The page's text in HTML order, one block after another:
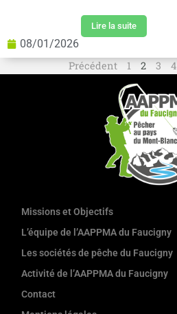
Lire la suite
08/01/2026
Précédent
1 2 3 4
Missions et Objectifs
L’équipe de l’AAPPMA du Faucigny
Les sociétés de pêche du Faucigny
Activité de l’AAPPMA du Faucigny
Contact